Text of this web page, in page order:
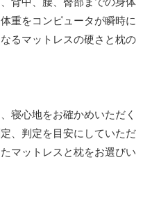
重をコンピュータが瞬時に
るマットレスの硬さと枕の
寝心地をお確かめいただく
、判定を目安にしていただ
マットレスと枕をお選びい